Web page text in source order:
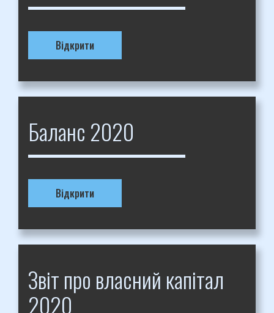
Відкрити
Баланс 2020
Відкрити
Звіт про власний капітал
2020